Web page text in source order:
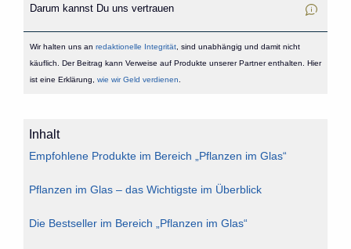
Darum kannst Du uns vertrauen
Wir halten uns an redaktionelle Integrität, sind unabhängig und damit nicht
käuflich. Der Beitrag kann Verweise auf Produkte unserer Partner enthalten. Hier
ist eine Erklärung, wie wir Geld verdienen
Inhalt
Empfohlene Produkte im Bereich „Pflanzen im Glas“
Pflanzen im Glas – das Wichtigste im Überblick
Die Bestseller im Bereich „Pflanzen im Glas“